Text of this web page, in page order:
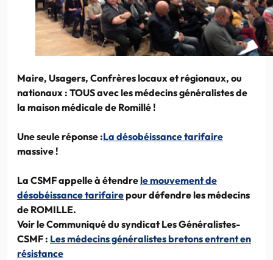
Maire, Usagers, Confrères locaux et régionaux, ou
nationaux : TOUS avec les médecins généralistes de
la maison médicale de Romillé !
Une seule réponse :La désobéissance tarifaire
massive !
La CSMF appelle à étendrele mouvement de
désobéissance tarifairepour défendre les médecins
de ROMILLE.
Voir le Communiqué du syndicat Les Généralistes-
CSMF : Les médecins généralistes bretons entrent en
résistance